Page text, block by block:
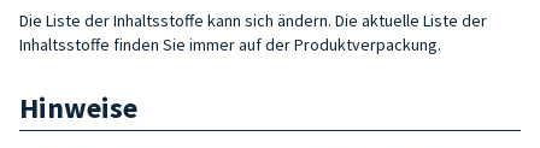
Die Liste der Inhaltsstoffe kann sich ändern. Die aktuelle Liste der
Inhaltsstoffe finden Sie immer auf der Produktverpackung.
Hinweise